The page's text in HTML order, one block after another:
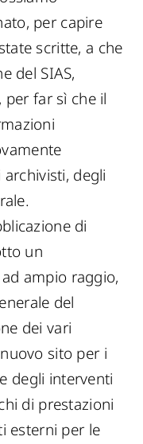
per capire
scritte, a che
del SIAS,
far sì che il
degli
di
un
ampio raggio,
del
dei vari
sito per i
degli interventi
di prestazioni
esterni per le